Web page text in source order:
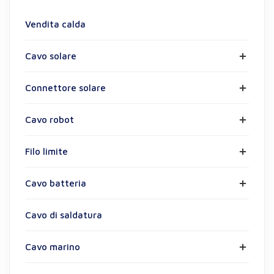
Vendita calda
Cavo solare
Connettore solare
Cavo robot
Filo limite
Cavo batteria
Cavo di saldatura
Cavo marino